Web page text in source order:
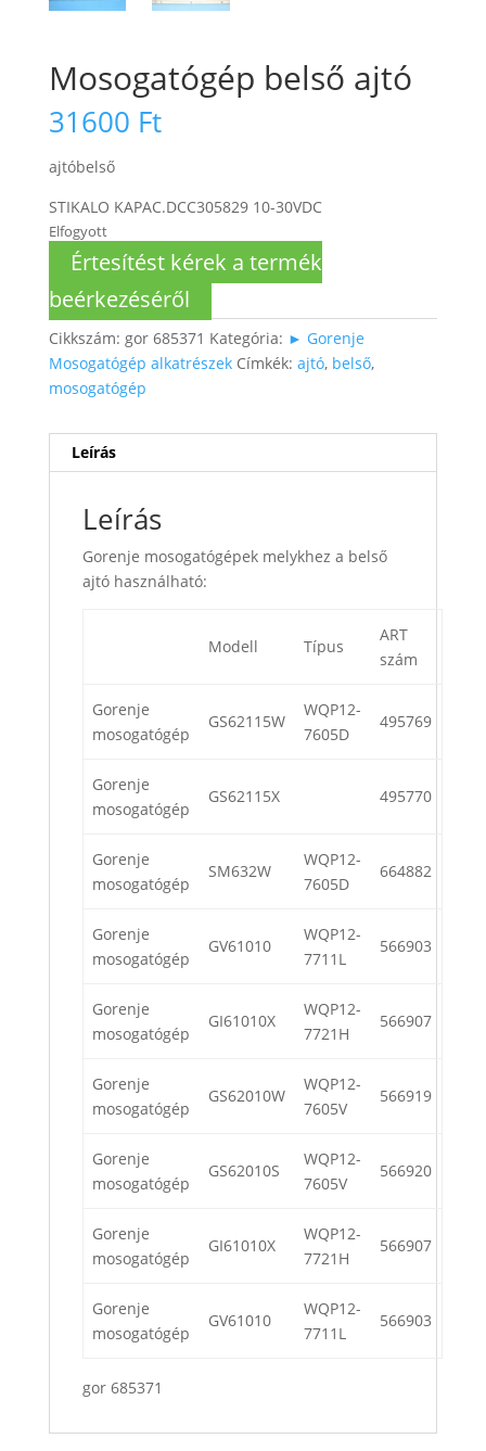
Mosogatógép belső ajtó
31600 Ft
ajtóbelső
STIKALO KAPAC.DCC305829 10-30VDC
Elfogyott
Értesítést kérek a termék
beérkezéséről
Cikkszám: gor 685371 Kategória: ► Gorenje
Mosogatógép alkatrészek Címkék: ajtó, belső,
mosogatógép
Leírás
Leírás
Gorenje mosogatógépek melykhez a belső
ajtó használható:
Modell Típus
ART
szám
Gorenje
mosogatógép
GS62115W
WQP12-
7605D
495769
Gorenje
mosogatógép
GS62115X 495770
Gorenje
mosogatógép
SM632W
WQP12-
7605D
664882
Gorenje
mosogatógép
GV61010
WQP12-
7711L
566903
Gorenje
mosogatógép
GI61010X
WQP12-
7721H
566907
Gorenje
mosogatógép
GS62010W
WQP12-
7605V
566919
Gorenje
mosogatógép
GS62010S
WQP12-
7605V
566920
Gorenje
mosogatógép
GI61010X
WQP12-
7721H
566907
Gorenje
mosogatógép
GV61010
WQP12-
7711L
566903
gor 685371